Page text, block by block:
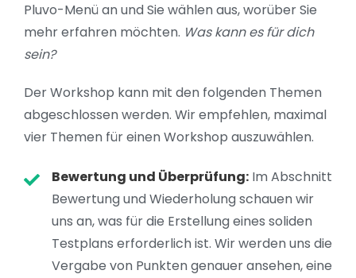
Pluvo-Menü an und Sie wählen aus, worüber Sie
mehr erfahren möchten. Was kann es für dich
sein?
Der Workshop kann mit den folgenden Themen
abgeschlossen werden. Wir empfehlen, maximal
vier Themen für einen Workshop auszuwählen.
Bewertung und Überprüfung: Im Abschnitt
Bewertung und Wiederholung schauen wir
uns an, was für die Erstellung eines soliden
Testplans erforderlich ist. Wir werden uns die
Vergabe von Punkten genauer ansehen, eine